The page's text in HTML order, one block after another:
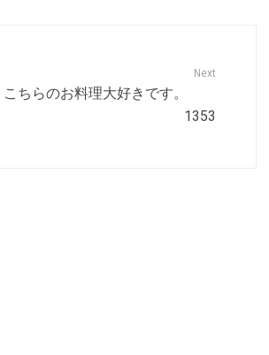
Next
こちらのお料理大好きです。
1353